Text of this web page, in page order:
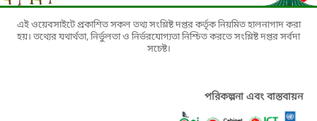
এই ওয়েবসাইটে প্রকাশিত সকল তথ্য সংশ্লিষ্ট দপ্তর কর্তৃক নিয়মিত হালনাগাদ করা
হয়। তথ্যের যথার্থতা, নির্ভুলতা ও নির্ভরযোগ্যতা নিশ্চিত করতে সংশ্লিষ্ট দপ্তর সর্বদা
সচেষ্ট।
পরিকল্পনা এবং বাস্তবায়ন